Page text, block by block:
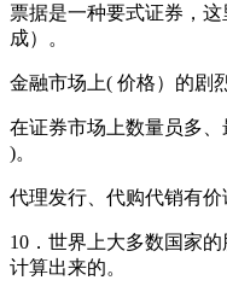
票据是一种要式证券，
成）。
金融市场上( 价格）的剧
在证券市场上数量员多
)。
代理发行、代购代销有
10．世界上大多数国家
计算出来的。